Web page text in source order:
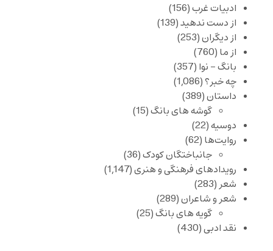
ادبیات غرب(156)
از دست ندهید(139)
از دیگران(253)
از ما (760)
بانگ – نوا (357)
چه خبر؟(1,086)
داستان(389)
گوشه های بانگ(15)
دوسیه(22)
روایت‌ها (62)
جانباختگان کودک(36)
رویدادهای فرهنگی و هنری(1,147)
شعر (283)
شعر و شاعران(289)
گویه های بانگ(25)
نقد ادبی(430)